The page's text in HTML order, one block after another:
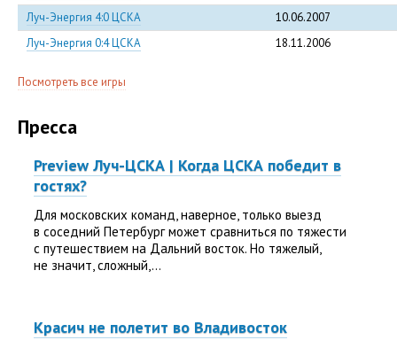
Луч-Энергия 4:0 ЦСКА
10.06.2007
Луч-Энергия 0:4 ЦСКА
18.11.2006
Посмотреть все игры
Пресса
Preview Луч-ЦСКА | Когда ЦСКА победит в
гостях?
Для московских команд, наверное, только выезд
в соседний Петербург может сравниться по тяжести
с путешествием на Дальний восток. Но тяжелый,
не значит, сложный,...
Красич не полетит во Владивосток